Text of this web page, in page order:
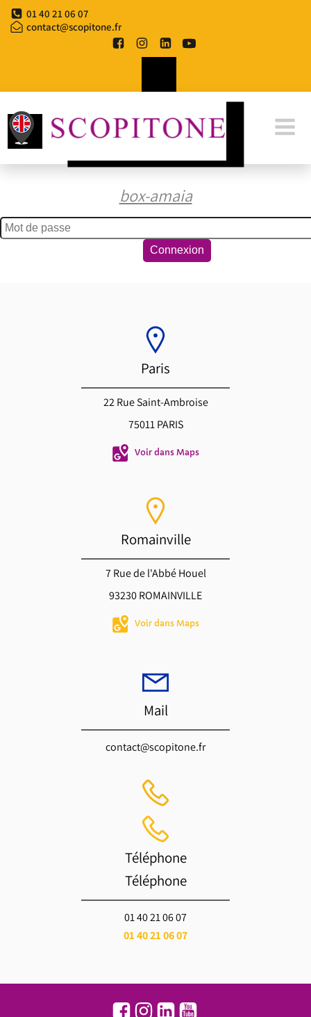
contenu
01 40 21 06 07
contact@scopitone.fr
box-amaia
Paris
22 Rue Saint-Ambroise
75011 PARIS
Voir dans Maps
Romainville
7 Rue de l'Abbé Houel
93230 ROMAINVILLE
Voir dans Maps
Mail
contact@scopitone.fr
Téléphone
Téléphone
01 40 21 06 07
01 40 21 06 07